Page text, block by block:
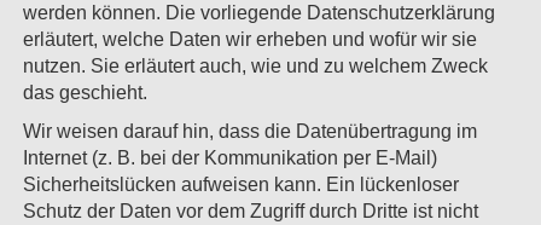
werden können. Die vorliegende Datenschutzerklärung
erläutert, welche Daten wir erheben und wofür wir sie
nutzen. Sie erläutert auch, wie und zu welchem Zweck
das geschieht.
Wir weisen darauf hin, dass die Datenübertragung im
Internet (z. B. bei der Kommunikation per E-Mail)
Sicherheitslücken aufweisen kann. Ein lückenloser
Schutz der Daten vor dem Zugriff durch Dritte ist nicht